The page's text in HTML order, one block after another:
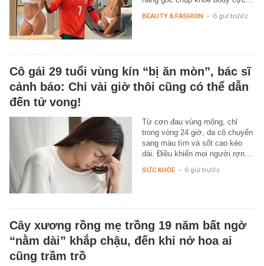
BEAUTY & FASHION - 6 giờ trước
Cô gái 29 tuổi vùng kín “bị ăn mòn”, bác sĩ
cảnh báo: Chỉ vài giờ thôi cũng có thể dẫn
đến tử vong!
Từ cơn đau vùng mông, chỉ
trong vòng 24 giờ, da cô chuyển
sang màu tím và sốt cao kéo
dài. Điều khiến mọi người rợn…
SỨC KHỎE - 6 giờ trước
Cây xương rồng mẹ trồng 19 năm bất ngờ
“nằm dài” khắp chậu, đến khi nở hoa ai
cũng trầm trồ